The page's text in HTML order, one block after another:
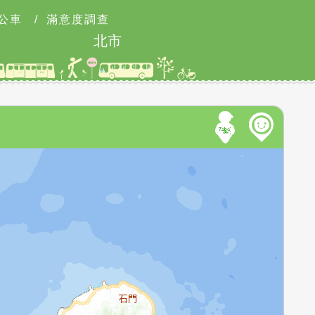
車 / 滿意度調查
北市2026城鎮韌性防空演習訂於8月